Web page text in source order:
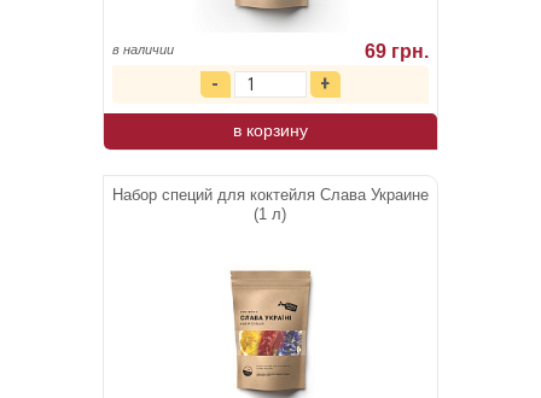
в наличии 69 грн.
в корзину
Набор специй для коктейля Слава Украине
(1 л)